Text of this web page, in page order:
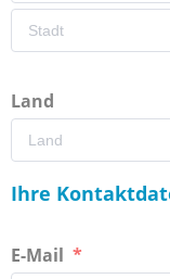
Land
Ihre
E-Mail